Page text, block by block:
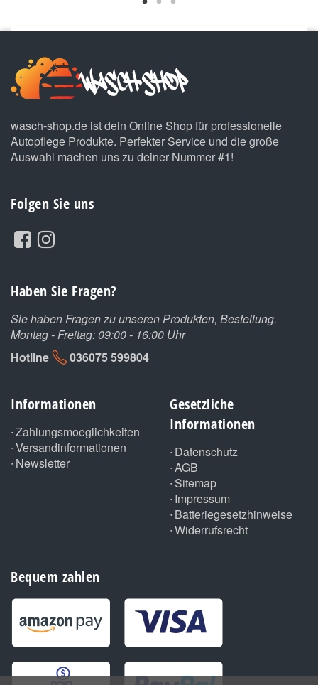
wasch-shop.de ist dein Online Shop für professionelle
Autopflege Produkte. Perfekter Service und die große
Auswahl machen uns zu deiner Nummer #1!
Folgen Sie uns
Haben Sie Fragen?
Sie haben Fragen zu unseren Produkten, Bestellung.
Montag - Freitag: 09:00 - 16:00 Uhr
Hotline
036075 599804
Informationen
Zahlungsmoeglichkeiten
Versandinformationen
Newsletter
Gesetzliche
Informationen
Datenschutz
AGB
Sitemap
Impressum
Batteriegesetzhinweise
Widerrufsrecht
Bequem zahlen